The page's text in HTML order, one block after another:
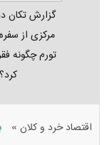
گزارش تکان‌
مرکزی از
تورم چگونه
کرد؟
اقتصاد خرد و کلان »